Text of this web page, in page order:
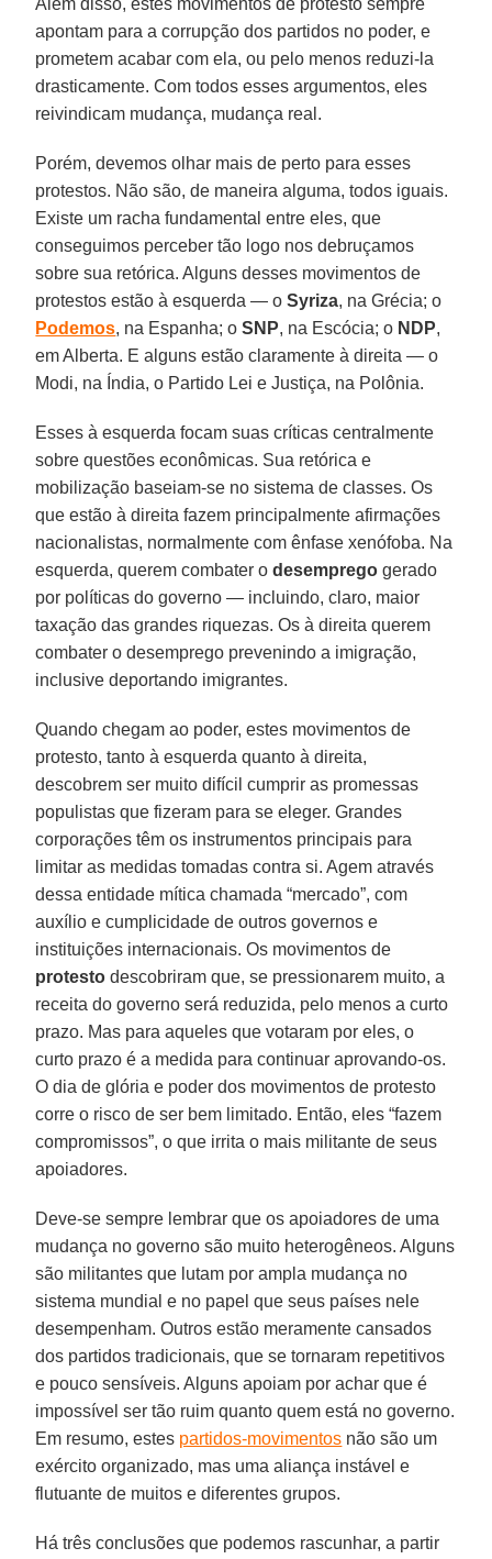
apontam para a corrupção dos partidos no poder, e
prometem acabar com ela, ou pelo menos reduzi-la
drasticamente. Com todos esses argumentos, eles
reivindicam mudança, mudança real.
Porém, devemos olhar mais de perto para esses
protestos. Não são, de maneira alguma, todos iguais.
Existe um racha fundamental entre eles, que
conseguimos perceber tão logo nos debruçamos
sobre sua retórica. Alguns desses movimentos de
protestos estão à esquerda — oSyriza, na Grécia; o
Podemos, na Espanha; oSNP, na Escócia; o NDP,
em Alberta. E alguns estão claramente à direita — o
Modi, na Índia, o Partido Lei e Justiça, na Polônia.
Esses à esquerda focam suas críticas centralmente
sobre questões econômicas. Sua retórica e
mobilização baseiam-se no sistema de classes. Os
que estão à direita fazem principalmente afirmações
nacionalistas, normalmente com ênfase xenófoba. Na
esquerda, querem combater odesemprego gerado
por políticas do governo — incluindo, claro, maior
taxação das grandes riquezas. Os à direita querem
combater o desemprego prevenindo a imigração,
inclusive deportando imigrantes.
Quando chegam ao poder, estes movimentos de
protesto, tanto à esquerda quanto à direita,
descobrem ser muito difícil cumprir as promessas
populistas que fizeram para se eleger. Grandes
corporações têm os instrumentos principais para
limitar as medidas tomadas contra si. Agem através
dessa entidade mítica chamada “mercado”, com
auxílio e cumplicidade de outros governos e
instituições internacionais. Os movimentos de
protesto descobriram que, se pressionarem muito, a
receita do governo será reduzida, pelo menos a curto
prazo. Mas para aqueles que votaram por eles, o
curto prazo é a medida para continuar aprovando-os.
O dia de glória e poder dos movimentos de protesto
corre o risco de ser bem limitado. Então, eles “fazem
compromissos”, o que irrita o mais militante de seus
apoiadores.
Deve-se sempre lembrar que os apoiadores de uma
mudança no governo são muito heterogêneos. Alguns
são militantes que lutam por ampla mudança no
sistema mundial e no papel que seus países nele
desempenham. Outros estão meramente cansados
dos partidos tradicionais, que se tornaram repetitivos
e pouco sensíveis. Alguns apoiam por achar que é
impossível ser tão ruim quanto quem está no governo.
Em resumo, estes partidos-movimentos não são um
exército organizado, mas uma aliança instável e
flutuante de muitos e diferentes grupos.
Há três conclusões que podemos rascunhar, a partir